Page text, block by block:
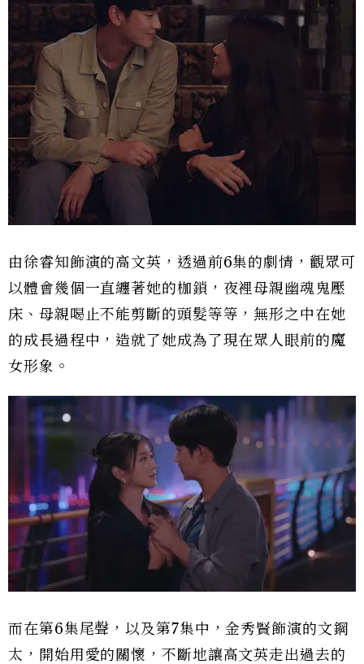
由徐睿知飾演的高文英，透過前6集的劇情，觀眾可
以體會幾個一直纏著她的枷鎖，夜裡母親幽魂鬼壓
床、母親喝止不能剪斷的頭髮等等，無形之中在她
的成長過程中，造就了她成為了現在眾人眼前的魔
女形象。
而在第6集尾聲，以及第7集中，金秀賢飾演的文鋼
太，開始用愛的關懷，不斷地讓高文英走出過去的